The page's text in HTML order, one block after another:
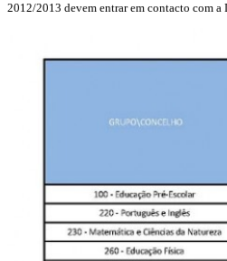
2012/2013 devem entrar em contacto com a